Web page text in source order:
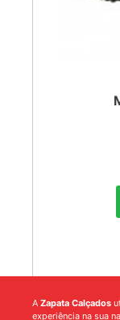
A Zapata Calçados
experiência na sua